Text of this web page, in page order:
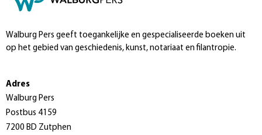
Walburg Pers geeft toegankelijke en gespecialiseerde boeken uit
op het gebied van geschiedenis, kunst, notariaat en filantropie.
Adres
Walburg Pers
Postbus 4159
7200 BD Zutphen